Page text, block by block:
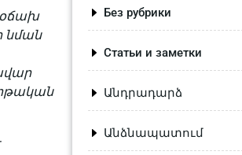
օճախ
նման
Без рубрики
Статьи и заметки
Անդրադարձ
Անձնապատում